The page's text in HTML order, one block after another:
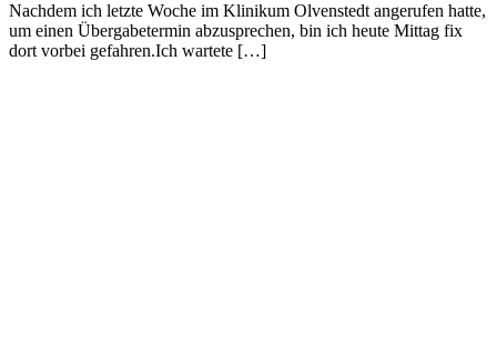
Nachdem ich letzte Woche im Klinikum Olvenstedt angerufen hatte,
um einen Übergabetermin abzusprechen, bin ich heute Mittag fix
dort vorbei gefahren.Ich wartete […]